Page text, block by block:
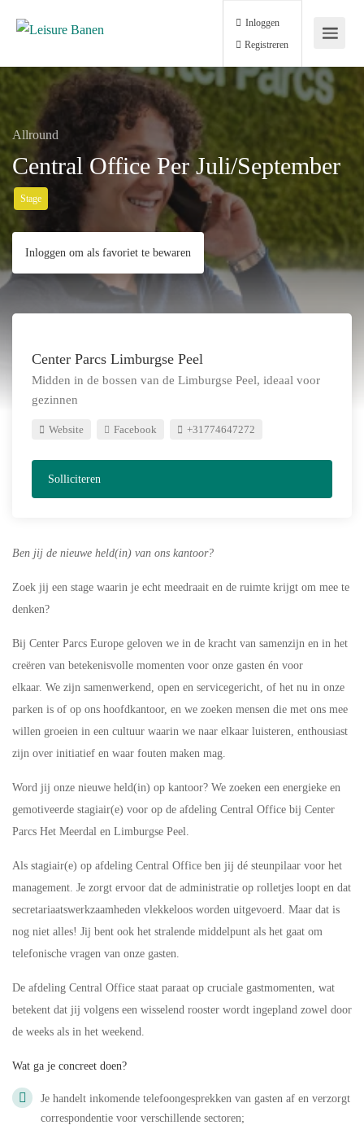
Inloggen
Registreren
Allround
Central Office Per Juli/september
Stage
Inloggen om als favoriet te bewaren
Center Parcs Limburgse Peel
Midden in de bossen van de Limburgse Peel, ideaal voor
gezinnen
Website Facebook +31774647272
Solliciteren
Ben jij de nieuwe held(in) van ons kantoor?
Zoek jij een stage waarin je echt meedraait en de ruimte krijgt om mee te
denken?
Bij Center Parcs Europe geloven we in de kracht van samenzijn en in het
creëren van betekenisvolle momenten voor onze gasten én voor
elkaar. We zijn samenwerkend, open en servicegericht, of het nu in onze
parken is of op ons hoofdkantoor, en we zoeken mensen die met ons mee
willen groeien in een cultuur waarin we naar elkaar luisteren, enthousiast
zijn over initiatief en waar fouten maken mag.
Word jij onze nieuwe held(in) op kantoor? We zoeken een energieke en
gemotiveerde stagiair(e) voor op de afdeling Central Office bij Center
Parcs Het Meerdal en Limburgse Peel.
Als stagiair(e) op afdeling Central Office ben jij dé steunpilaar voor het
management. Je zorgt ervoor dat de administratie op rolletjes loopt en dat
secretariaatswerkzaamheden vlekkeloos worden uitgevoerd. Maar dat is
nog niet alles! Jij bent ook het stralende middelpunt als het gaat om
telefonische vragen van onze gasten.
De afdeling Central Office staat paraat op cruciale gastmomenten, wat
betekent dat jij volgens een wisselend rooster wordt ingepland zowel door
de weeks als in het weekend.
Wat ga je concreet doen?
Je handelt inkomende telefoongesprekken van gasten af en verzorgt
correspondentie voor verschillende sectoren;